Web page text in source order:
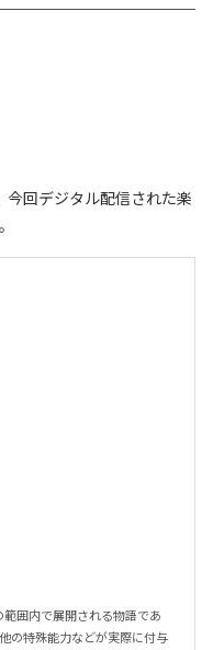
今回デジタル配信された楽
囲内で展開される物語であ
の特殊能力などが実際に付与